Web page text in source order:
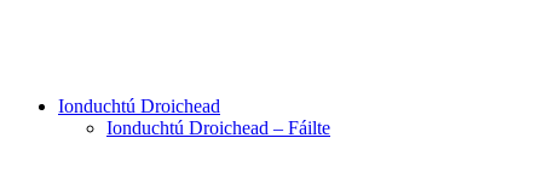
Ionduchtú Droichead
Ionduchtú Droichead – Fáilte